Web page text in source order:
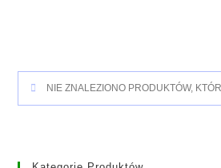
NIE ZNALEZIONO PRODUKTÓW,